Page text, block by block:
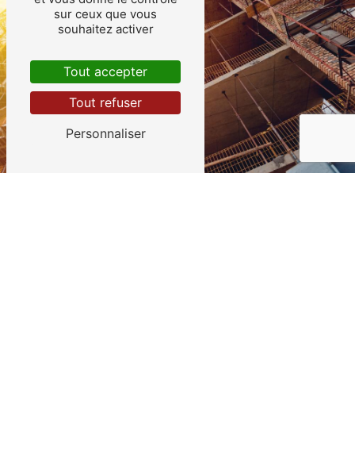
sur ceux que vous
souhaitez activer
Tout accepter
Tout refuser
Personnaliser